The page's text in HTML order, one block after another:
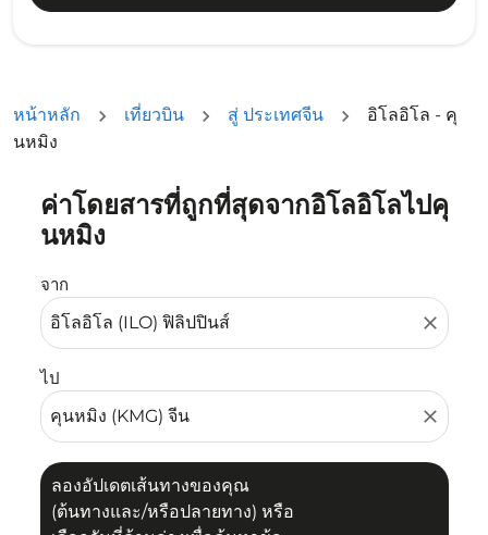
หน้าหลัก เที่ยวบิน สู่ ประเทศจีน
อิโลอิโล - คุ
นหมิง
ค่าโดยสารที่ถูกที่สุดจากอิโลอิโลไปคุ
นหมิง
จาก
close
ไป
close
ลองอัปเดตเส้นทางของคุณ
(ต้นทางและ/หรือปลายทาง) หรือ
ลองอัปเดตเส้นทางของคุณ (ต้นทางและ/หรือปลายทาง) หรื